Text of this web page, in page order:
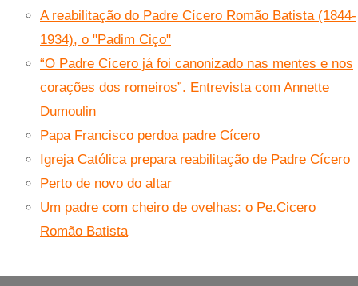
A reabilitação do Padre Cícero Romão Batista (1844-
1934), o "Padim Ciço"
“O Padre Cícero já foi canonizado nas mentes e nos
corações dos romeiros”. Entrevista com Annette
Dumoulin
Papa Francisco perdoa padre Cícero
Igreja Católica prepara reabilitação de Padre Cícero
Perto de novo do altar
Um padre com cheiro de ovelhas: o Pe.Cicero
Romão Batista